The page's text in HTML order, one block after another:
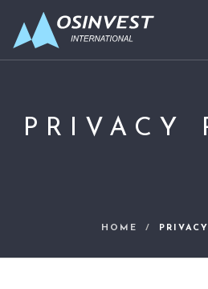
ABOUT US
PRIVACY
HOME